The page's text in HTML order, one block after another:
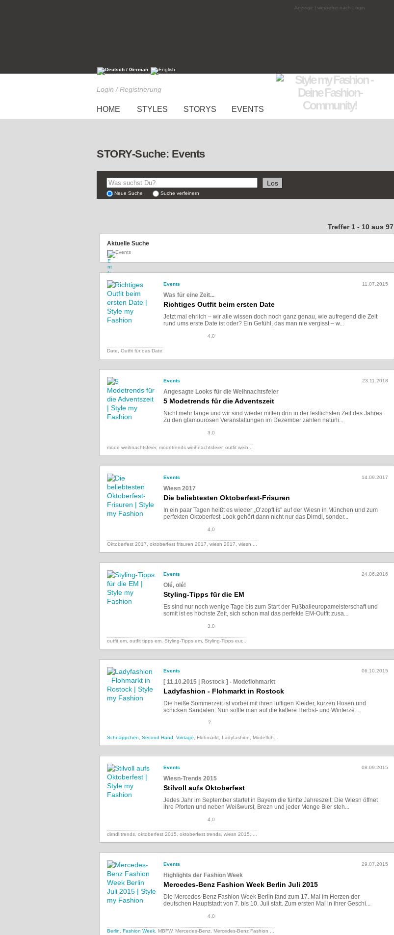
Anzeige | werbefrei nach Login
Login / Registrierung
HOME STYLES STORYS EVENTS
STORY-Suche: Events
Neue Suche Suche verfeinern
Treffer 1 - 10 aus 97
Aktuelle Suche
Events
Events 11.07.2015
Was für eine Zeit...
Richtiges Outfit beim ersten Date
Jetzt mal ehrlich – wir alle wissen doch noch ganz genau, wie aufregend die Zeit
rund ums erste Date ist oder? Ein Gefühl, das man nie vergisst – w...
4,0
Date, Outfit für das Date
Events 23.11.2018
Angesagte Looks für die Weihnachtsfeier
5 Modetrends für die Adventszeit
Nicht mehr lange und wir sind wieder mitten drin in der festlichsten Zeit des Jahres.
Zu den glamourösen Veranstaltungen im Dezember zählen natürli...
3,0
mode weihnachtsfeier, modetrends weihnachtsfeier, outfit weih...
Events 14.09.2017
Wiesn 2017
Die beliebtesten Oktoberfest-Frisuren
In ein paar Tagen heißt es wieder „O’zopft is" auf der Wiesn in München und zum
perfekten Oktoberfest-Look gehört dann nicht nur das Dirndl, sonder...
4,0
Oktoberfest 2017, oktoberfest frisuren 2017, wiesn 2017, wiesn ...
Events 24.06.2016
Olé, olé!
Styling-Tipps für die EM
Es sind nur noch wenige Tage bis zum Start der Fußballeuropameisterschaft und
somit ist es höchste Zeit, sich schon mal das perfekte EM-Outfit zusa...
3,0
outfit em, outfit tipps em, Styling-Tipps em, Styling-Tipps eur...
Events 06.10.2015
[ 11.10.2015 | Rostock ] - Modeflohmarkt
Ladyfashion - Flohmarkt in Rostock
Die heiße Sommerzeit ist vorbei mit ihren luftigen Kleider, kurzen Hosen und
schicken Sandalen. Nun sollte man auf die kältere Herbst- und Winterze...
?
Schnäppchen Second Hand Vintage , Flohmarkt, Ladyfashion, Modefloh...
Events 08.09.2015
Wiesn-Trends 2015
Stilvoll aufs Oktoberfest
Jedes Jahr im September startet in Bayern die fünfte Jahreszeit: Die Wiesn öffnet
ihre Pforten und neben Weißwurst, Brezn und jeder Menge Bier steh...
4,0
dirndl trends, oktoberfest 2015, oktoberfest trends, wiesn 2015,
Events 29.07.2015
Highlights der Fashion Week
Mercedes-Benz Fashion Week Berlin Juli 2015
Die Mercedes-Benz Fashion Week Berlin fand zum 17. Mal im Herzen der
deutschen Hauptstadt von 7. bis 10. Juli statt. Zum ersten Mal in ihrer Geschi...
4,0
Berlin Fashion Week , MBFW, Mercedes-Benz, Mercedes-Benz Fashion ...